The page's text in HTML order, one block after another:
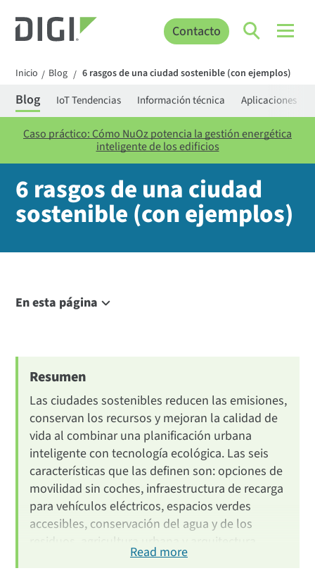
Contacto
Inicio / Blog / 6 rasgos de una ciudad sostenible (con ejemplos)
Blog IoT Tendencias Información técnica Aplicaciones
Caso práctico: Cómo NuOz potencia la gestión energética
inteligente de los edificios
6 rasgos de una ciudad
sostenible (con ejemplos)
En esta página
6 Key Characteristics
1. Get Around Without a Car
2. EV Charging Stations
3. Public Resources & Green Spaces
4. Water Conservation & Waste
5. Urban Farming
6. Green Architecture
Most Sustainable Cities
Green Tech from Digi
Resumen
Las ciudades sostenibles reducen las emisiones,
conservan los recursos y mejoran la calidad de
vida al combinar una planificación urbana
inteligente con tecnología ecológica. Las seis
características que las definen son: opciones de
movilidad sin coches, infraestructura de recarga
para vehículos eléctricos, espacios verdes
accesibles, conservación del agua y de los
residuos, agricultura urbana y arquitectura
ecológica. Ciudades como Copenhague,
Read more